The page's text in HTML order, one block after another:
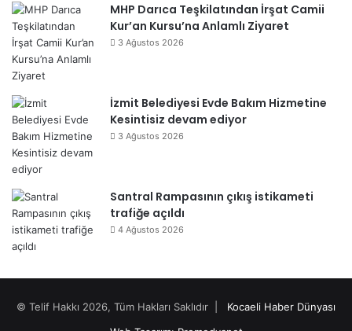
MHP Darıca Teşkilatından İrşat Camii
Kur’an Kursu’na Anlamlı Ziyaret
3 Ağustos 2026
İzmit Belediyesi Evde Bakım Hizmetine
Kesintisiz devam ediyor
3 Ağustos 2026
Santral Rampasının çıkış istikameti
trafiğe açıldı
4 Ağustos 2026
© Telif Hakkı 2026, Tüm Hakları Saklıdır | Kocaeli Haber Dünyası